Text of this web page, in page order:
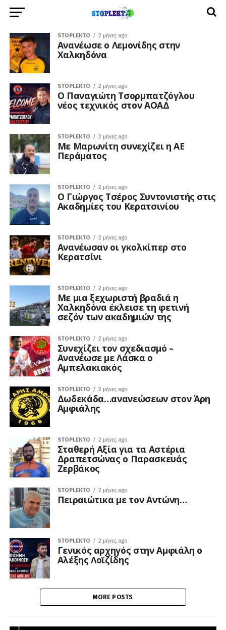
STOPLEKTO 2 μήνες ago
Ανανέωσε ο Λεμονίδης στην
Χαλκηδόνα
STOPLEKTO 2 μήνες ago
Ο Παναγιώτη Τσορμπατζόγλου
νέος τεχνικός στον ΑΟΑΔ
STOPLEKTO 2 μήνες ago
Με Μαρωνίτη συνεχίζει η ΑΕ
Περάματος
STOPLEKTO 2 μήνες ago
Ο Γιώργος Τσέρος Συντονιστής στις
Ακαδημίες του Κερατσινίου
STOPLEKTO 2 μήνες ago
Ανανέωσαν οι γκολκίπερ στο
Κερατσίνι
STOPLEKTO 2 μήνες ago
Με μια ξεχωριστή βραδιά η
Χαλκηδόνα έκλεισε τη φετινή
σεζόν των ακαδημιών της
STOPLEKTO 2 μήνες ago
Συνεχίζει τον σχεδιασμό –
Ανανέωσε με Λάσκα ο
Αμπελακιακός
STOPLEKTO 2 μήνες ago
Δωδεκάδα…ανανεώσεων στον Άρη
Αμφιάλης
STOPLEKTO 2 μήνες ago
Σταθερή Αξία για τα Αστέρια
Δραπετσώνας ο Παρασκευάς
Ζερβάκος
STOPLEKTO 2 μήνες ago
Πειραιώτικα με τον Αντώνη…
STOPLEKTO 2 μήνες ago
Γενικός αρχηγός στην Αμφιάλη ο
Αλέξης Λοϊζίδης
MORE POSTS